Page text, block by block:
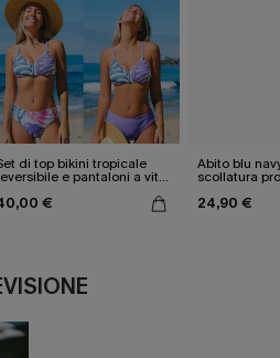
di top bikini tropicale
e pantaloni a vita
€
Abito blu
scollatura
24,90 €